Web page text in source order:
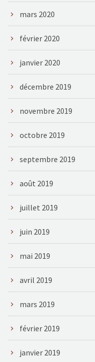
mars 2020
février 2020
janvier 2020
décembre 2019
novembre 2019
octobre 2019
septembre 2019
août 2019
juillet 2019
juin 2019
mai 2019
avril 2019
mars 2019
février 2019
janvier 2019